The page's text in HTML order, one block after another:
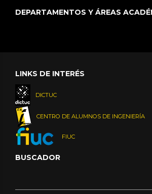
DEPARTAMENTOS Y ÁREAS
LINKS DE INTERÉS
DICTUC
CENTRO DE ALUMNOS DE INGENIERÍA
FIUC
BUSCADOR